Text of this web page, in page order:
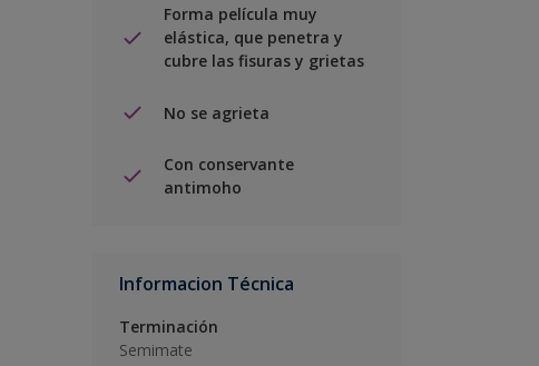
Forma película muy
elástica, que penetra y
cubre las fisuras y grietas
No se agrieta
Con conservante
antimoho
Informacion Técnica
Terminación
Semimate